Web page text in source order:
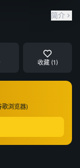
简介
收藏 (1)
浏览器)